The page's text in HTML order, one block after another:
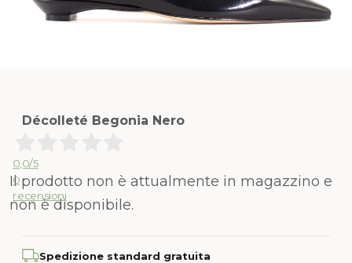
Décolleté Begonia Nero
0,0/5
0
recensioni
Il prodotto non è attualmente in magazzino e
non è disponibile.
Spedizione standard gratuita